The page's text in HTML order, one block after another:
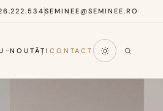
SEMINEE@SEMINEE.RO
NOUTĂȚI CONTACT